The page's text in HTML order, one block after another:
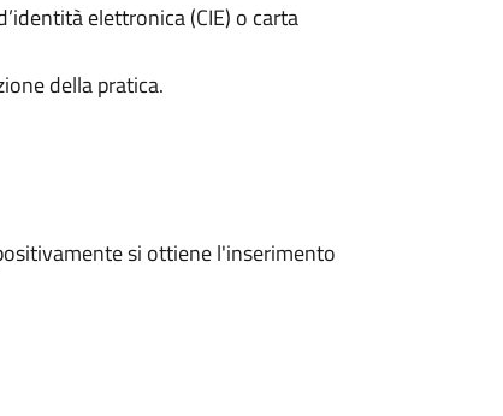
elettronica (CIE) o carta
della pratica.
si ottiene l'inserimento